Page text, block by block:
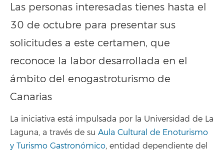
Las personas interesadas tienes hasta el
30 de octubre para presentar sus
solicitudes a este certamen, que
reconoce la labor desarrollada en el
ámbito del enogastroturismo de
Canarias
La iniciativa está impulsada por la Universidad de La
Laguna, a través de su Aula Cultural de Enoturismo
y Turismo Gastronómico, entidad dependiente del